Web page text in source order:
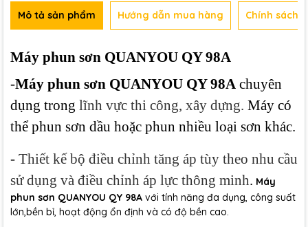
Mô tả sản phẩm Hướng dẫn mua hàng Chính sách
Máy phun sơn QUANYOU QY 98A
-Máy phun sơn QUANYOU QY 98A chuyên
dụng trong lĩnh vực thi công, xây dựng. Máy có
thể phun sơn dầu hoặc phun nhiều loại sơn khác.
- Thiết kế bộ điều chỉnh tăng áp tùy theo nhu cầu
sử dụng và điều chỉnh áp lực thông minh. Máy
phun sơn QUANYOU QY 98A với tính năng đa dụng, công suất
lớn,bền bỉ, hoạt động ổn định và có độ bền cao.